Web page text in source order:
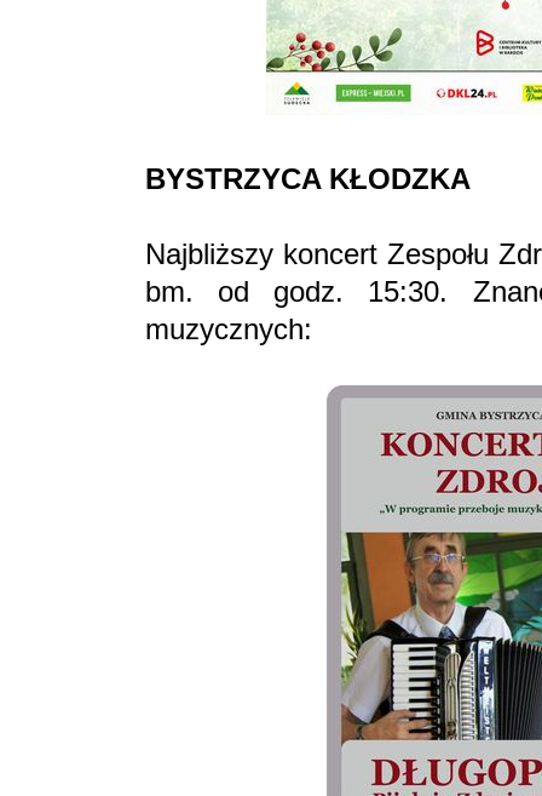
BYSTRZYCA KŁODZKA
Najbliższy koncert Zespołu
bm. od godz. 15:30.
muzycznych: